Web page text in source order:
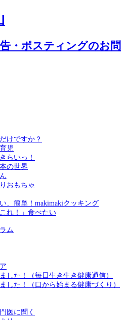
けですか？
児
らいっ！
の世界
おもちゃ
、簡単！makimakiクッキング
れ！」食べたい
ム
した！（毎日生き生き健康通信）
した！（口から始まる健康づくり）
医に聞く